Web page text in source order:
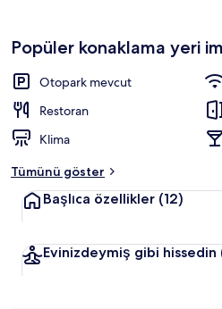
Popüler konaklama yeri
Otopark mevcut
Restoran
Klima
Tümünü göster
Başlıca özellikler (12)
Evinizdeymiş gibi hissedin